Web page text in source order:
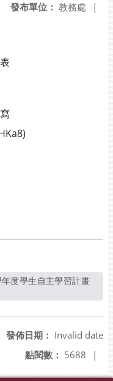
發布單位： 教務處 |
新視窗
發佈日期： Invalid date
點閱數： 5688 |